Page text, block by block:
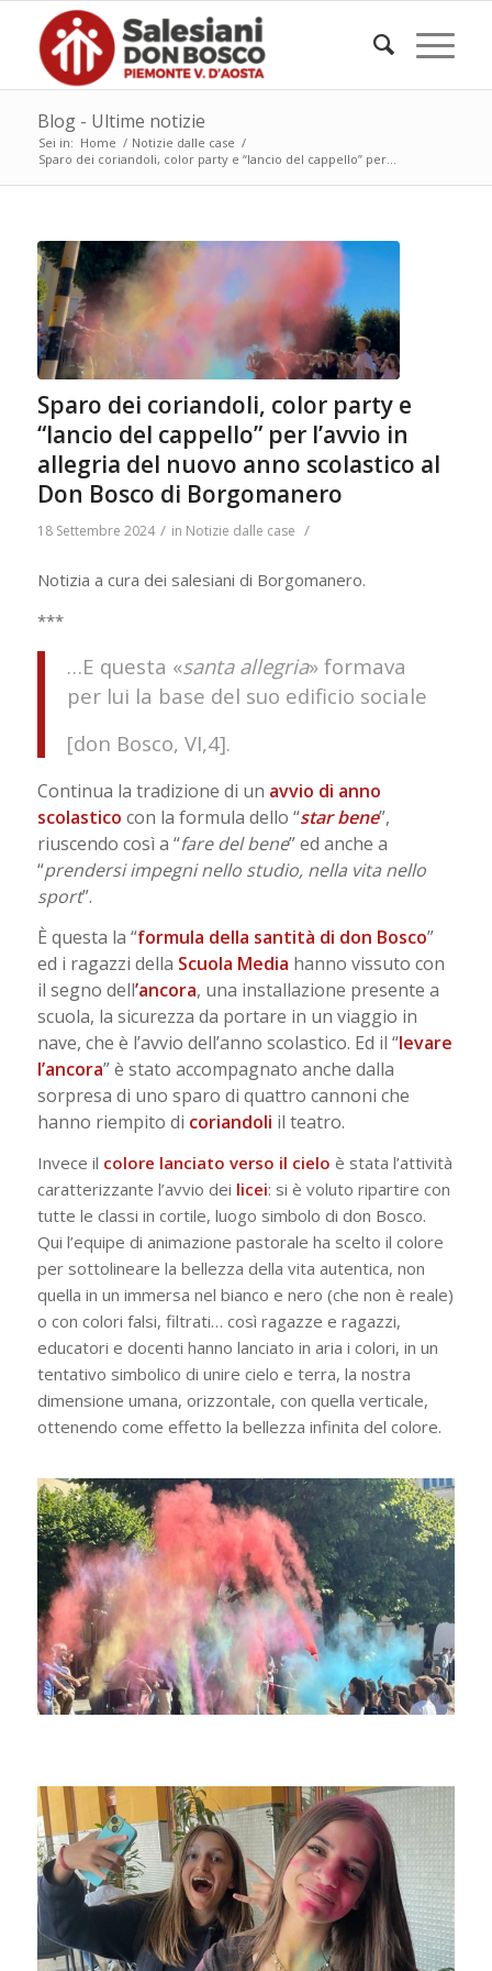
Blog - Ultime notizie
Sei in: Home / Notizie dalle case /
Sparo dei coriandoli, color party e “lancio del cappello” per...
Sparo dei coriandoli, color party e
“lancio del cappello” per l’avvio in
allegria del nuovo anno scolastico al
Don Bosco di Borgomanero
18 Settembre 2024 / in Notizie dalle case /
Notizia a cura dei salesiani di Borgomanero.
***
…E questa «santa allegria» formava
per lui la base del suo edificio sociale
[don Bosco, VI,4].
Continua la tradizione di un avvio di anno
scolastico con la formula dello “star bene”,
riuscendo così a “fare del bene” ed anche a
“prendersi impegni nello studio, nella vita nello
sport”.
È questa la “formula della santità di don Bosco”
ed i ragazzi della Scuola Media hanno vissuto con
il segno dell’ancora, una installazione presente a
scuola, la sicurezza da portare in un viaggio in
nave, che è l’avvio dell’anno scolastico. Ed il “levare
l’ancora” è stato accompagnato anche dalla
sorpresa di uno sparo di quattro cannoni che
hanno riempito di coriandoli il teatro.
Invece il colore lanciato verso il cielo è stata l’attività
caratterizzante l’avvio dei licei: si è voluto ripartire con
tutte le classi in cortile, luogo simbolo di don Bosco.
Qui l’equipe di animazione pastorale ha scelto il colore
per sottolineare la bellezza della vita autentica, non
quella in un immersa nel bianco e nero (che non è reale)
o con colori falsi, filtrati… così ragazze e ragazzi,
educatori e docenti hanno lanciato in aria i colori, in un
tentativo simbolico di unire cielo e terra, la nostra
dimensione umana, orizzontale, con quella verticale,
ottenendo come effetto la bellezza infinita del colore.